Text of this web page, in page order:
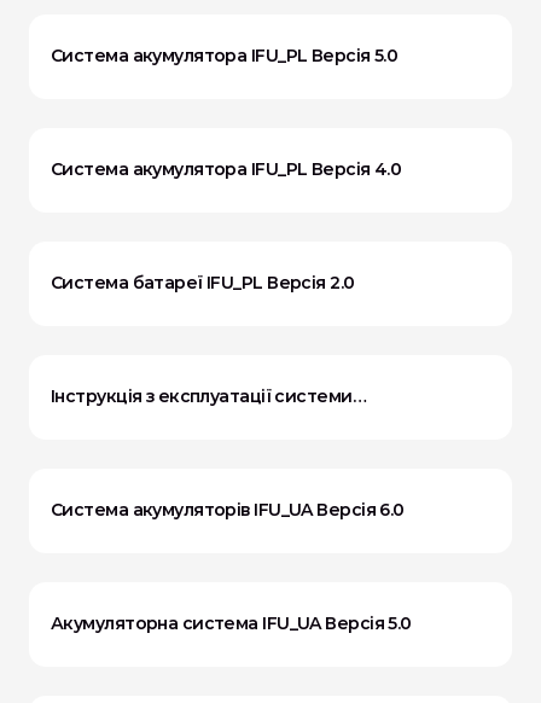
Система акумулятора IFU_PL Версія 5.0
Система акумулятора IFU_PL Версія 4.0
Система батареї IFU_PL Версія 2.0
Інструкція з експлуатації системи
Система акумуляторів IFU_UA Версія 6.0
Акумуляторна система IFU_UA Версія 5.0